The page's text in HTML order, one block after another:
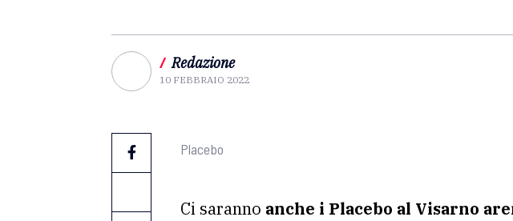
/ Redazione
10 FEBBRAIO 2022
Placebo
Ci saranno anche i Placebo al Visarno